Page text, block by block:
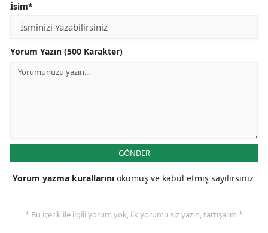
İsim*
Yorum Yazın (500 Karakter)
GÖNDER
Yorum yazma kurallarını okumuş ve kabul etmiş sayılırsınız
* Bu içerik ile ilgili yorum yok, ilk yorumu siz yazın, tartışalım *